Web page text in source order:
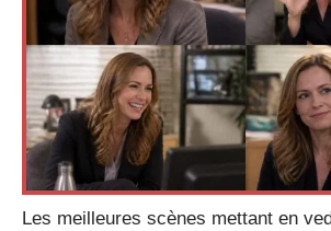
Les meilleures scènes mettant en